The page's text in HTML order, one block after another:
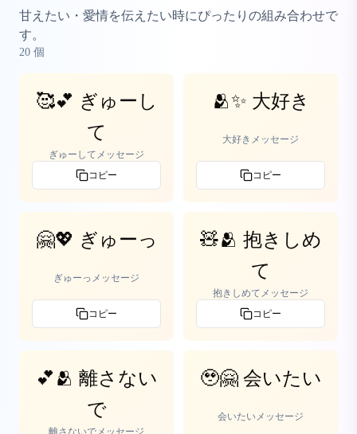
甘えたい・愛情を伝えたい時にぴったりの組み合わせで
す。
20 個
🥰💕 ぎゅーし
て
ぎゅーしてメッセージ
コピー
🫂✨ 大好き
大好きメッセージ
コピー
🤗💖 ぎゅーっ
ぎゅーっメッセージ
コピー
🧸🫂 抱きしめ
て
抱きしめてメッセージ
コピー
💕🫂 離さない
で
離さないでメッセージ
🥹🤗 会いたい
会いたいメッセージ